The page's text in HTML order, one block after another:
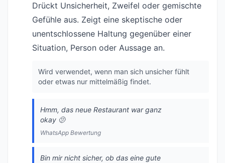
Drückt Unsicherheit, Zweifel oder gemischte
Gefühle aus. Zeigt eine skeptische oder
unentschlossene Haltung gegenüber einer
Situation, Person oder Aussage an.
Wird verwendet, wenn man sich unsicher fühlt
oder etwas nur mittelmäßig findet.
Hmm, das neue Restaurant war ganz
okay 🫤
WhatsApp Bewertung
Bin mir nicht sicher, ob das eine gute